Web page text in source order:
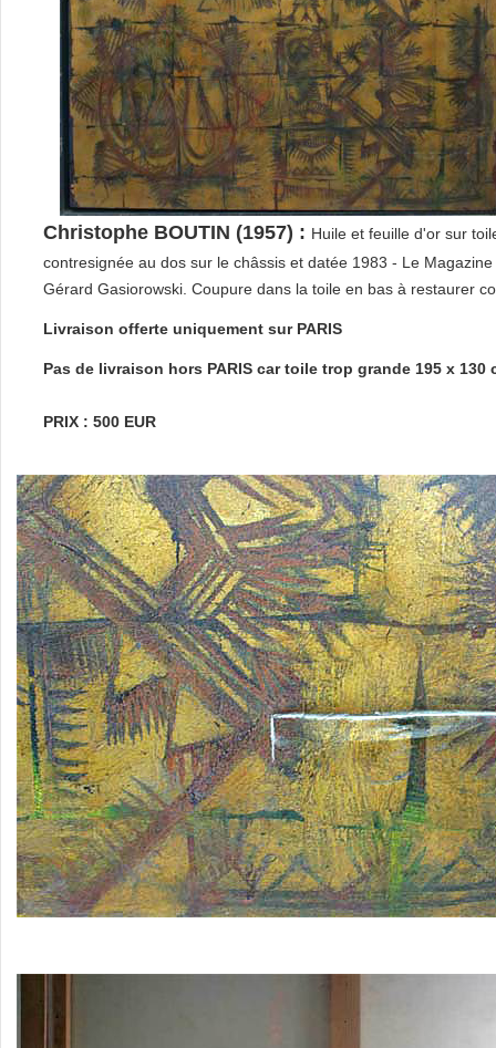
Christophe BOUTIN (1957) : Huile et feuille d'or sur
contresignée au dos sur le châssis et datée 1983 - Le
Gérard Gasiorowski. Coupure dans la toile en bas à restaurer
Livraison offerte uniquement sur PARIS
Pas de livraison hors PARIS car toile trop grande 195 x 130
PRIX : 500 EUR